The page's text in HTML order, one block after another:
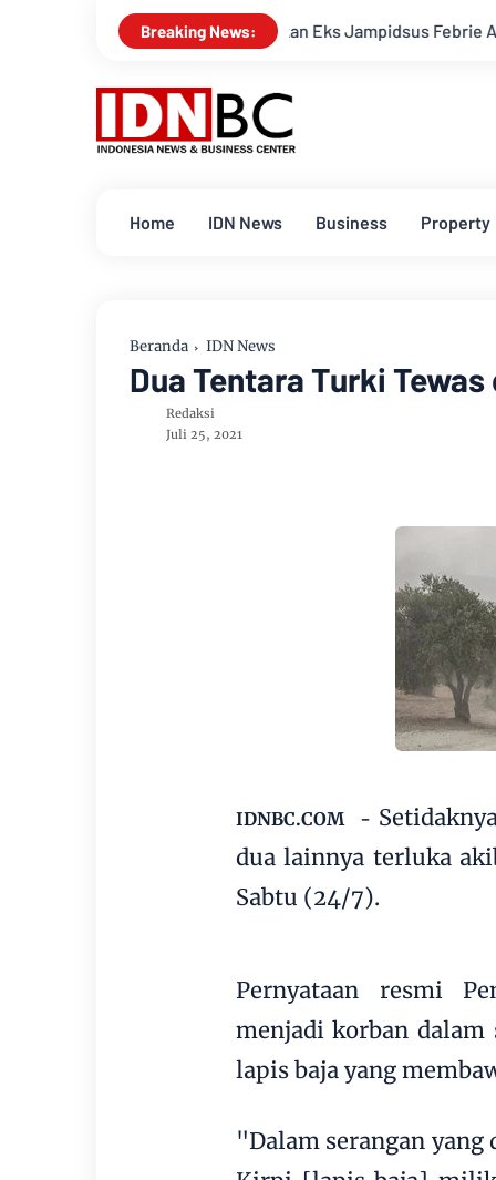
Breaking News:
Polisi Tetapkan Eks Jampidsus Febrie Adriansyah Jadi
Home IDN News Business Property
Beranda IDN News
Dua Tentara Turki
Redaksi
Juli 25, 2021
IDNBC.COM -
dua lainnya terluka
Sabtu (24/7).
Pernyataan resmi
menjadi korban dalam
lapis baja yang
"Dalam serangan